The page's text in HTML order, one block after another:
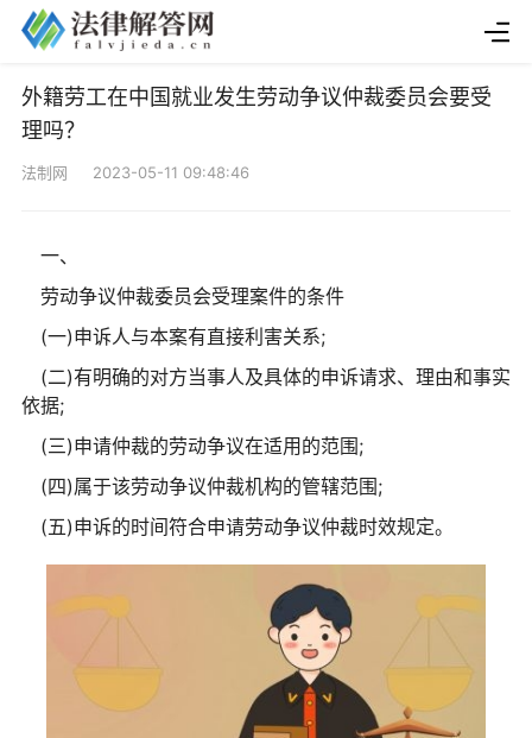
外籍劳工在中国就业发生劳动争议仲裁委员会要受
理吗？
法制网 2023-05-11 09:48:46
一、
劳动争议仲裁委员会受理案件的条件
(一)申诉人与本案有直接利害关系;
(二)有明确的对方当事人及具体的申诉请求、理由和事实
依据;
(三)申请仲裁的劳动争议在适用的范围;
(四)属于该劳动争议仲裁机构的管辖范围;
(五)申诉的时间符合申请劳动争议仲裁时效规定。